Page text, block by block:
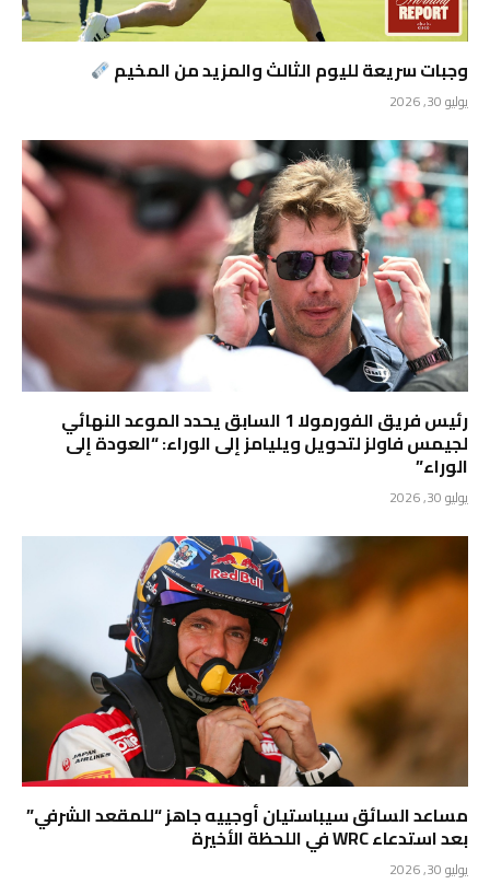
وجبات سريعة لليوم الثالث والمزيد من المخيم
يوليو 30, 2026
رئيس فريق الفورمولا 1 السابق يحدد الموعد النهائي
لجيمس فاولز لتحويل ويليامز إلى الوراء: “العودة إلى
الوراء”
يوليو 30, 2026
مساعد السائق سيباستيان أوجييه جاهز “للمقعد الشرفي”
بعد استدعاء WRC في اللحظة الأخيرة
يوليو 30, 2026